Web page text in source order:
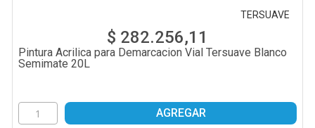
TERSUAVE
$ 282.256,11
Pintura Acrilica para Demarcacion Vial Tersuave Blanco
Semimate 20L
AGREGAR